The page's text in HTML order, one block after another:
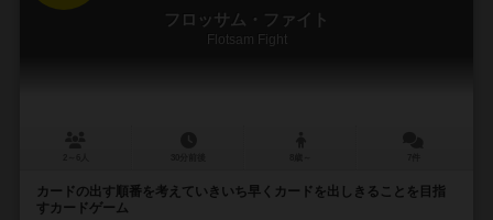
フロッサム・ファイト
Flotsam Fight
カードの出す順番を考えていきいち早くカードを出しきることを目指
すカードゲーム